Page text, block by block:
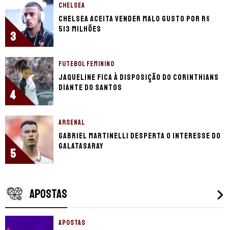
3
CHELSEA
Chelsea aceita vender Malo Gusto por R$
513 milhões
4
FUTEBOL FEMININO
Jaqueline fica à disposição do Corinthians
diante do Santos
5
ARSENAL
Gabriel Martinelli desperta o interesse do
Galatasaray
APOSTAS
APOSTAS